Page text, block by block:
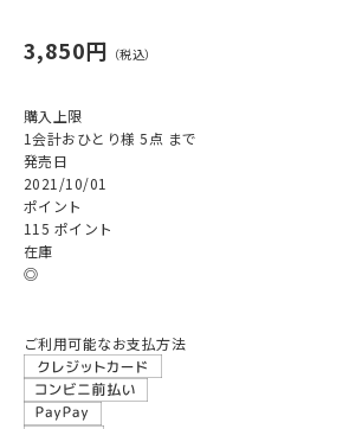
3,850円
購入上限
1会計おひとり様 5点 まで
発売日
2021/10/01
ポイント
115 ポイント
在庫
◎
ご利用可能なお支払方法